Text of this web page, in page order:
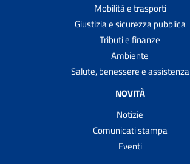
Mobilità e trasporti
Giustizia e sicurezza pubblica
Tributi e finanze
Ambiente
Salute, benessere e assistenza
NOVITÀ
Notizie
Comunicati stampa
Eventi